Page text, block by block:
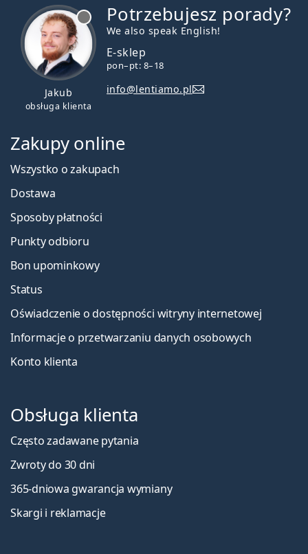
Jakub
obsługa klienta
Potrzebujesz porady?
We also speak English!
E-sklep
pon–pt: 8–18
info@lentiamo.pl
Zakupy online
Wszystko o zakupach
Dostawa
Sposoby płatności
Punkty odbioru
Bon upominkowy
Status
Oświadczenie o dostępności witryny internetowej
Informacje o przetwarzaniu danych osobowych
Konto klienta
Obsługa klienta
Często zadawane pytania
Zwroty do 30 dni
365-dniowa gwarancja wymiany
Skargi i reklamacje